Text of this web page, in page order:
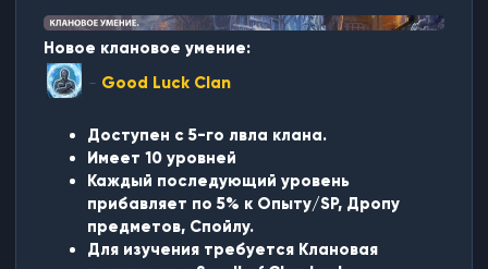
Новое клановое умение:
- Good Luck Clan
Доступен с 5-го лвла клана.
Имеет 10 уровней
Каждый последующий уровень
прибавляет по 5% к Опыту/SP, Дропу
предметов, Спойлу.
Для изучения требуется Клановая